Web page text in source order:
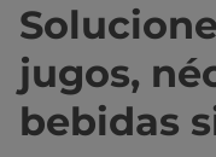
jugos,
bebidas